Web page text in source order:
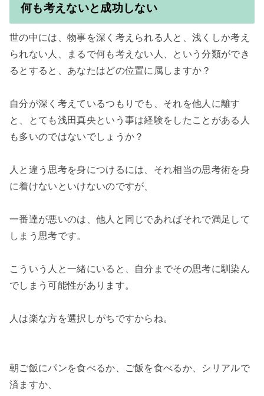
何も考えないと成功しない
世の中には、物事を深く考えられる人と、浅くしか考え
られない人、まるで何も考えない人、という分類ができ
るとすると、あなたはどの位置に属しますか？
自分が深く考えているつもりでも、それを他人に離す
と、とても浅田真央という事は経験をしたことがある人
も多いのではないでしょうか？
人と違う思考を身につけるには、それ相当の思考術を身
に着けないといけないのですが、
一番達が悪いのは、他人と同じであればそれで満足して
しまう思考です。
こういう人と一緒にいると、自分までその思考に馴染ん
でしまう可能性があります。
人は楽な方を選択しがちですからね。
朝ご飯にパンを食べるか、ご飯を食べるか、シリアルで
済ますか、